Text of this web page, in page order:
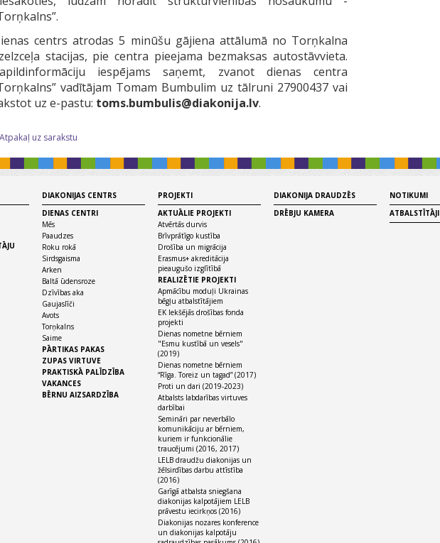
centrs atrodas 5 minūšu gājiena attālumā no Torņkalna
stacijas, pie centra pieejama bezmaksas autostāvvieta.
iespējams saņemt, zvanot dienas centra
vadītājam Tomam Bumbulim uz tālruni 27900437 vai
uz e-pastu: toms.bumbulis@diakonija.lv.
uz sarakstu
DIAKONIJAS CENTRS
DIENAS CENTRI
Mēs
Paaudzes
Roku rokā
Sirdsgaisma
Arken
Baltā ūdensroze
Dzīvības aka
Gaujaslīči
Avots
Torņkalns
Saime
PĀRTIKAS PAKAS
ZUPAS VIRTUVE
PRAKTISKĀ PALĪDZĪBA
VAKANCES
BĒRNU AIZSARDZĪBA
PROJEKTI
AKTUĀLIE PROJEKTI
Atvērtās durvis
Brīvprātīgo kustība
Drošība un migrācija
Erasmus+ akreditācija
pieaugušo izglītībā
REALIZĒTIE PROJEKTI
Apmācību moduļi Ukrainas
bēgļu atbalstītājiem
EK Iekšējās drošības fonda
projekti
Dienas nometne bērniem
"Esmu kustībā un vesels"
(2019)
Dienas nometne bērniem
“Rīga. Toreiz un tagad” (2017)
Proti un dari (2019-2023)
Atbalsts labdarības virtuves
darbībai
Semināri par neverbālo
komunikāciju ar bērniem,
kuriem ir funkcionālie
traucējumi (2016, 2017)
LELB draudžu diakonijas un
žēlsirdības darbu attīstība
(2016)
Garīgā atbalsta sniegšana
diakonijas kalpotājiem LELB
prāvestu iecirkņos (2016)
Diakonijas nozares konference
un diakonijas kalpotāju
DIAKONIJA DRAUDZĒS
DRĒBJU KAMERA
NOTIKUMI
ATBALSTĪTĀJI